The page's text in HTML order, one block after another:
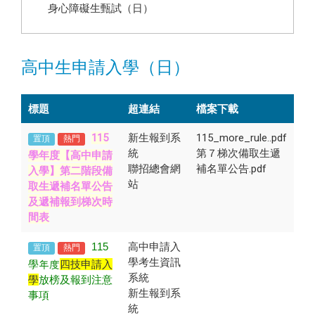
身心障礙生甄試（日）
高中生申請入學（日）
標題 超連結 檔案下載
置頂 熱門
115
學年度【高中申請
入學】 第二階段備
取生遞補名單公告
及遞補報到梯次時
間表
新生報到系
統
聯招總會網
站
115_more_rule..pdf
第７梯次備取生遞
補名單公告.pdf
置頂 熱門
115
學年度四技申請入
學放榜及報到注意
事項
高中申請入
學考生資訊
系統
新生報到系
統